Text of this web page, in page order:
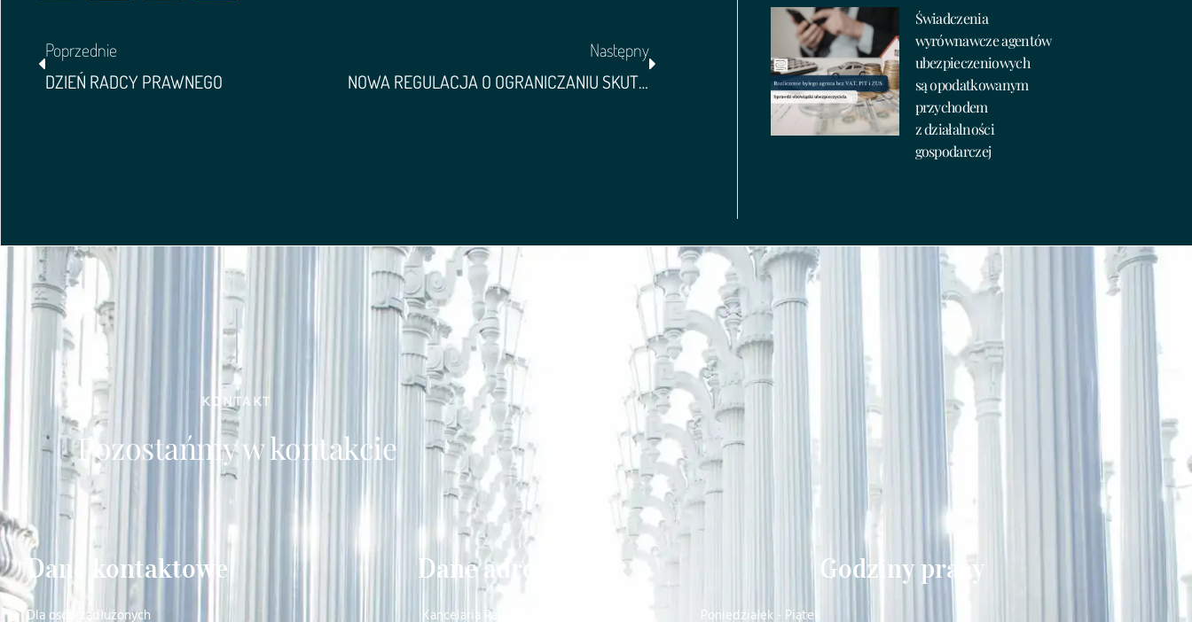
Poprzednie
DZIEŃ RADCY PRAWNEGO
Następny
NOWA REGULACJA O OGRANICZANIU SKUTKÓW KRADZIEŻY TOŻSAMOŚCI
Świadczenia
wyrównawcze agentów
ubezpieczeniowych
są opodatkowanym
przychodem
z działalności
gospodarczej
KONTAKT
Pozostańmy w kontakcie
Dane kontaktowe
Dla osób zadłużonych
Dane adresowe
Kancelaria Radców Prawnych
Godziny pracy
Poniedziałek - Piątek